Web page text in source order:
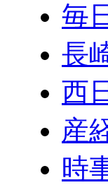
毎
長
西
産
時